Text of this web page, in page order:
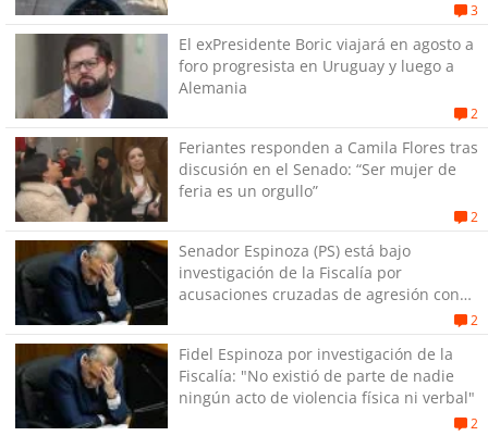
3
El exPresidente Boric viajará en agosto a
foro progresista en Uruguay y luego a
Alemania
2
Feriantes responden a Camila Flores tras
discusión en el Senado: “Ser mujer de
feria es un orgullo”
2
Senador Espinoza (PS) está bajo
investigación de la Fiscalía por
acusaciones cruzadas de agresión con
2
Fidel Espinoza por investigación de la
Fiscalía: "No existió de parte de nadie
ningún acto de violencia física ni verbal"
2